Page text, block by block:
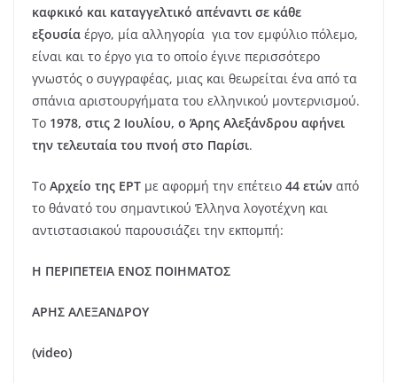
καφκικό και καταγγελτικό απέναντι σε κάθε
εξουσία έργο, μία αλληγορία για τον εμφύλιο πόλεμο,
είναι και το έργο για το οποίο έγινε περισσότερο
γνωστός ο συγγραφέας, μιας και θεωρείται ένα από τα
σπάνια αριστουργήματα του ελληνικού μοντερνισμού.
Το 1978, στις 2 Ιουλίου, ο Άρης Αλεξάνδρου αφήνει
την τελευταία του πνοή στο Παρίσι.
Το Αρχείο της ΕΡΤ με αφορμή την επέτειο 44 ετών από
το θάνατό του σημαντικού Έλληνα λογοτέχνη και
αντιστασιακού παρουσιάζει την εκπομπή:
Η ΠΕΡΙΠΕΤΕΙΑ ΕΝΟΣ ΠΟΙΗΜΑΤΟΣ
ΑΡΗΣ ΑΛΕΞΑΝΔΡΟΥ
(video)